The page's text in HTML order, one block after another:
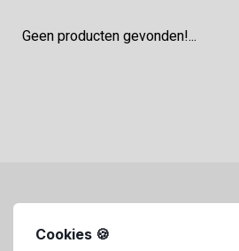
Cookies 🍪
Geen producten gevonden!...